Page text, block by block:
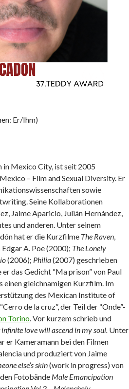
Er/Ihm)
in Mexico City, ist seit 2005
– Film and Sexual Diversity. Er
sowie
Seine Kollaborationen
Jaime Aparicio, Julián Hernández,
und anderen. Unter seinem
hat er die Kurzfilme The Raven,
A. Poe (2000); The Lonely
(2006); Philia(2007) geschrieben
das Gedicht “Ma prison” von Paul
einen gleichnamigen Kurzfilm. Im
des Mexican Institute of
de la cruz”, der Teil der “Onde”-
Torino. Vor kurzem schrieb und
love will ascend in my soul. Unter
er Kameramann bei den Filmen
und produziert von Jaime
else’s skin(work in progress) von
Fotobände Male Emancipation